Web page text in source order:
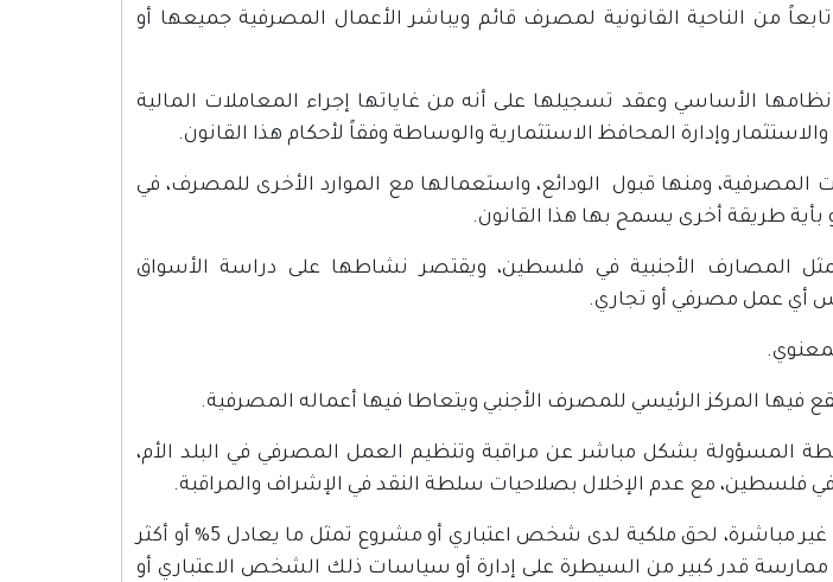
من الناحية القانونية لمصرف قائم ويباشر الأعمال المصرفية جميعها أو
الأساسي وعقد تسجيلها على أنه من غاياتها إجراء المعاملات المالية
وإدارة المحافظ الاستثمارية والوساطة وفقاً لأحكام هذا القانون.
المصرفية، ومنها قبول الودائع، واستعمالها مع الموارد الأخرى للمصرف، في
أو بأية طريقة أخرى يسمح بها هذا القانون.
المصارف الأجنبية في فلسطين، ويقتصر نشاطها على دراسة الأسواق
أي عمل مصرفي أو تجاري.
فيها المركز الرئيسي للمصرف الأجنبي ويتعاطا فيها أعماله المصرفية.
المسؤولة بشكل مباشر عن مراقبة وتنظيم العمل المصرفي في البلد الأم،
في فلسطين، مع عدم الإخلال بصلاحيات سلطة النقد في الإشراف والمراقبة.
حصة مهمة: أية حيازة مباشرة، أو غير مباشرة، لحق ملكية لدى شخص اعتباري أو مشروع تمثل ما يعادل 5% أو أكثر
ممارسة قدر كبير من السيطرة على إدارة أو سياسات ذلك الشخص الاعتباري أو